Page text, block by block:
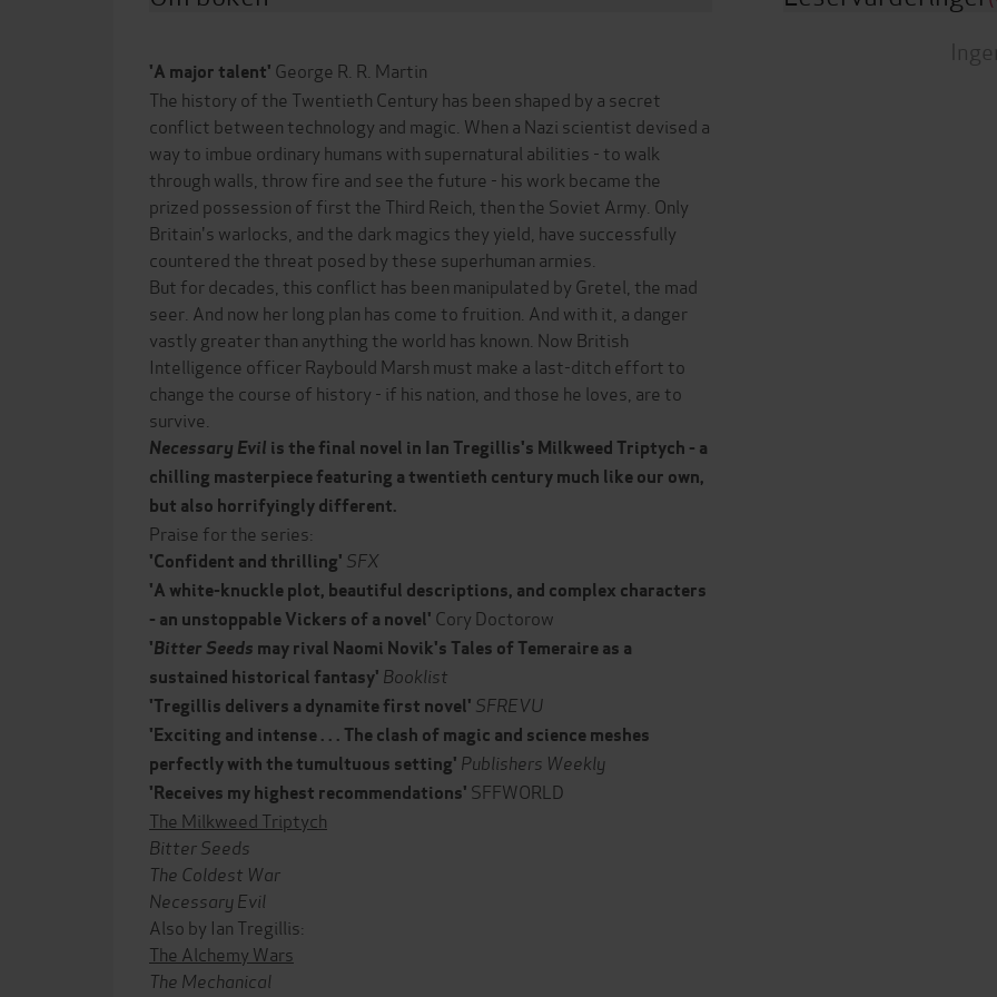
'A major talent' George R. R. Martin
The history of the Twentieth Century has been shaped by a secret
conflict between technology and magic. When a Nazi scientist devised a
way to imbue ordinary humans with supernatural abilities - to walk
through walls, throw fire and see the future - his work became the
prized possession of first the Third Reich, then the Soviet Army. Only
Britain's warlocks, and the dark magics they yield, have successfully
countered the threat posed by these superhuman armies.
But for decades, this conflict has been manipulated by Gretel, the mad
seer. And now her long plan has come to fruition. And with it, a danger
vastly greater than anything the world has known. Now British
Intelligence officer Raybould Marsh must make a last-ditch effort to
change the course of history - if his nation, and those he loves, are to
survive.
Necessary Evil is the final novel in Ian Tregillis's Milkweed Triptych - a
chilling masterpiece featuring a twentieth century much like our own,
but also horrifyingly different.
Praise for the series:
'Confident and thrilling' SFX
'A white-knuckle plot, beautiful descriptions, and complex characters
- an unstoppable Vickers of a novel' Cory Doctorow
'Bitter Seeds may rival Naomi Novik's Tales of Temeraire as a
sustained historical fantasy' Booklist
'Tregillis delivers a dynamite first novel' SFREVU
'Exciting and intense . . . The clash of magic and science meshes
perfectly with the tumultuous setting' Publishers Weekly
'Receives my highest recommendations' SFFWORLD
The Milkweed Triptych
Bitter Seeds
The Coldest War
Necessary Evil
Also by Ian Tregillis:
The Alchemy Wars
The Mechanical